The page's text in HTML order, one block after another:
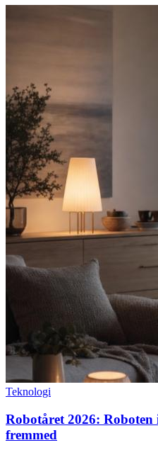
Teknologi
Robotåret 2026: Roboten
fremmed